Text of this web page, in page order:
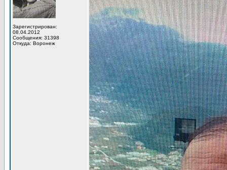
Зарегистрирован:
08.04.2012
Сообщения: 31398
Откуда: Воронеж